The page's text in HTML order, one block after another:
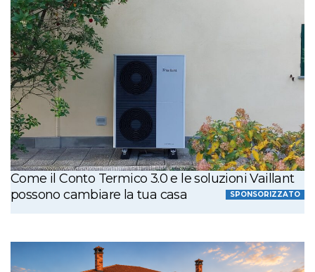
Come il Conto Termico 3.0 e le soluzioni Vaillant
possono cambiare la tua casa
SPONSORIZZATO